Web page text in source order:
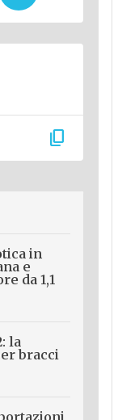
content_copy
in
e
da 1,1
la
bracci